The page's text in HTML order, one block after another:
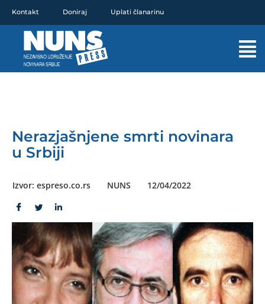
sadržaj
Kontakt Doniraj Uplati članarinu
Nerazjašnjene smrti novinara
u Srbiji
Izvor: espreso.co.rs NUNS 12/04/2022